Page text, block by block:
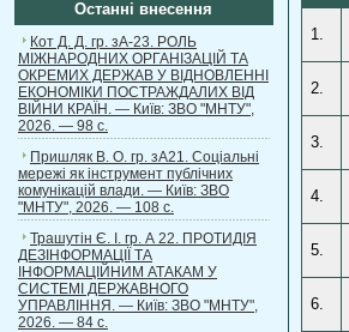
Останні внесення
Кот Д. Д. гр. зА-23. РОЛЬ
МІЖНАРОДНИХ ОРГАНІЗАЦІЙ ТА
ОКРЕМИХ ДЕРЖАВ У ВІДНОВЛЕННІ
ЕКОНОМІКИ ПОСТРАЖДАЛИХ ВІД
ВІЙНИ КРАЇН. — Київ: ЗВО "МНТУ",
2026. — 98 с.
Пришляк В. О. гр. зА21. Соціальні
мережі як інструмент публічних
комунікацій влади. — Київ: ЗВО
"МНТУ", 2026. — 108 с.
Трашутін Є. І. гр. А 22. ПРОТИДІЯ
ДЕЗІНФОРМАЦІЇ ТА
ІНФОРМАЦІЙНИМ АТАКАМ У
СИСТЕМІ ДЕРЖАВНОГО
УПРАВЛІННЯ. — Київ: ЗВО "МНТУ",
2026. — 84 с.
1.
2.
3.
4.
5.
6.